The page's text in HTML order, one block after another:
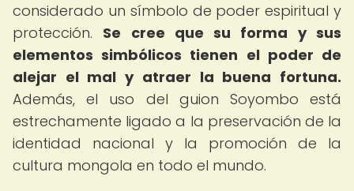
considerado un símbolo de poder espiritual y
protección. Se cree que su forma y sus
elementos simbólicos tienen el poder de
alejar el mal y atraer la buena fortuna.
Además, el uso del guion Soyombo está
estrechamente ligado a la preservación de la
identidad nacional y la promoción de la
cultura mongola en todo el mundo.